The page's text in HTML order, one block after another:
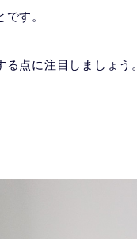
す。
点に注目しましょう。